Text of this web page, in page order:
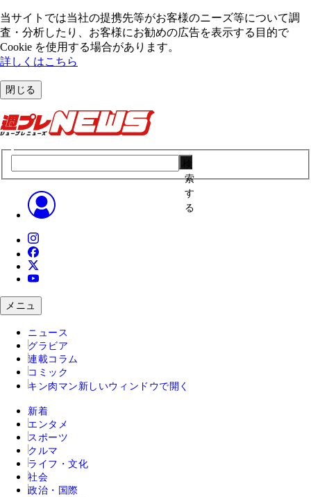
当サイトでは当社の提携先等がお客様のニーズ等について調
査・分析したり、お客様にお勧めの広告を表⽰する⽬的で
Cookie を使⽤する場合があります。
詳しくはこちら
閉じる
索
す
る
メニュ
ニュース
グラビア
連載コラム
コミック
キン肉マン 新しいウィンドウで開く
新着
エンタメ
スポーツ
クルマ
ライフ・文化
社会
政治・国際